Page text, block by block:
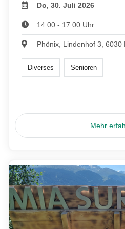
Do, 30. Juli 2026
14:00 - 17:00 Uhr
Phönix, Lindenhof 3, 6030
Diverses Senioren
Mehr